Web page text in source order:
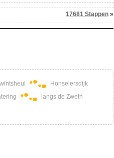
17681 Stappen»
Honselersdijk
langs de Zweth